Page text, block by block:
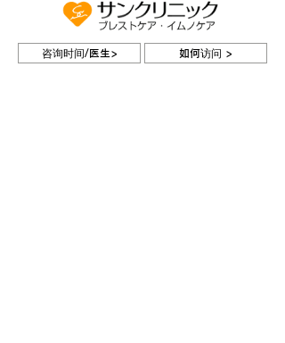
咨询时间/医生> 如何访问 >